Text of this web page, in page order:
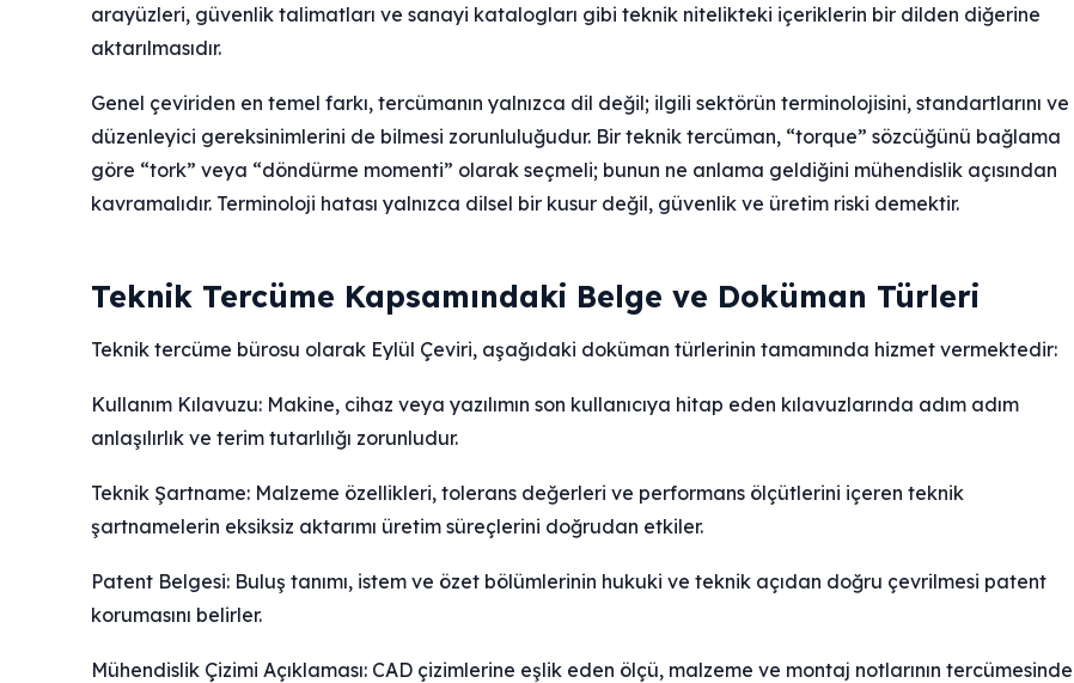
arayüzleri, güvenlik talimatları ve sanayi katalogları gibi teknik nitelikteki içeriklerin bir dilden diğerine
aktarılmasıdır.
Genel çeviriden en temel farkı, tercümanın yalnızca dil değil; ilgili sektörün terminolojisini, standartlarını ve
düzenleyici gereksinimlerini de bilmesi zorunluluğudur. Bir teknik tercüman, “torque” sözcüğünü bağlama
göre “tork” veya “döndürme momenti” olarak seçmeli; bunun ne anlama geldiğini mühendislik açısından
kavramalıdır. Terminoloji hatası yalnızca dilsel bir kusur değil, güvenlik ve üretim riski demektir.
Teknik Tercüme Kapsamındaki Belge ve Doküman Türleri
Teknik tercüme bürosu olarak Eylül Çeviri, aşağıdaki doküman türlerinin tamamında hizmet vermektedir:
Kullanım Kılavuzu: Makine, cihaz veya yazılımın son kullanıcıya hitap eden kılavuzlarında adım adım
anlaşılırlık ve terim tutarlılığı zorunludur.
Teknik Şartname: Malzeme özellikleri, tolerans değerleri ve performans ölçütlerini içeren teknik
şartnamelerin eksiksiz aktarımı üretim süreçlerini doğrudan etkiler.
Patent Belgesi: Buluş tanımı, istem ve özet bölümlerinin hukuki ve teknik açıdan doğru çevrilmesi patent
korumasını belirler.
Mühendislik Çizimi Açıklaması: CAD çizimlerine eşlik eden ölçü, malzeme ve montaj notlarının tercümesinde